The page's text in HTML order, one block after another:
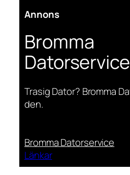
Annons
Bromma
Datorservice
Trasig Dator? Bromma
den.
Bromma Datorservice
Länkar